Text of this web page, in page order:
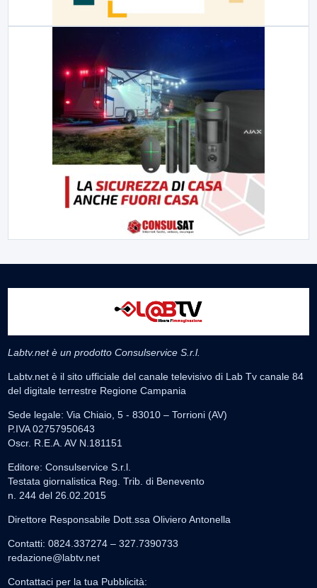
Labtv.net è un prodotto Consulservice S.r.l.
Labtv.net è il sito ufficiale del canale televisivo di Lab Tv canale 84
del digitale terrestre Regione Campania
Sede legale: Via Chiaio, 5 - 83010 – Torrioni (AV)
P.IVA 02757950643
Oscr. R.E.A. AV N.181151
Editore: Consulservice S.r.l.
Testata giornalistica Reg. Trib. di Benevento
n. 244 del 26.02.2015
Direttore Responsabile Dott.ssa Oliviero Antonella
Contatti: 0824.337274 – 327.7390733
redazione@labtv.net
Contattaci per la tua Pubblicità: